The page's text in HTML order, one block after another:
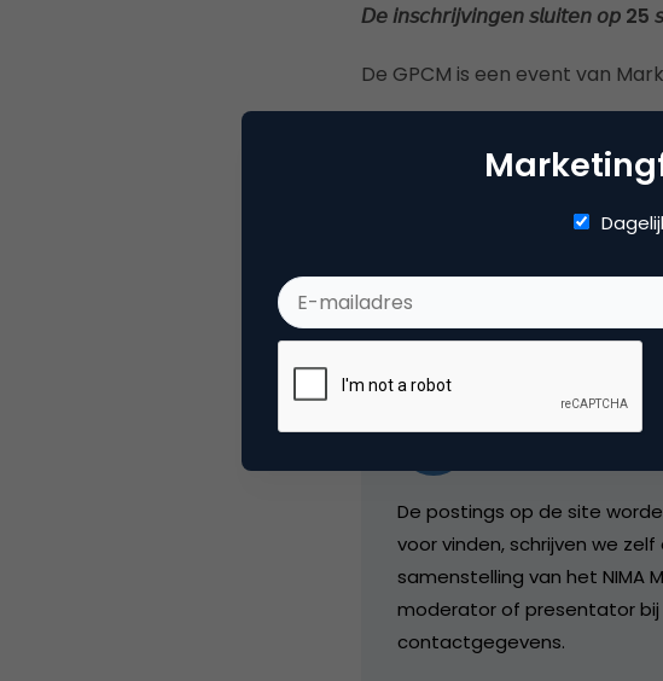
𝘋𝘦𝘪𝘯𝘴𝘤𝘩𝘳𝘪𝘫𝘷𝘪𝘯𝘨𝘦𝘯𝘴𝘭𝘶𝘪𝘵𝘦𝘯 𝘰𝘱25
De GPCM is een event van
Deel dit artikel
De postings op de site
voor vinden, schrijven we
samenstelling van het NIMA
moderator of presentator
contactgegevens.